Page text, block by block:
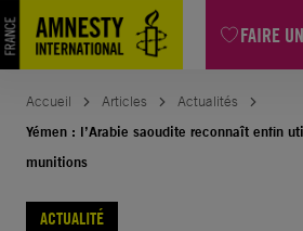
FAIRE
Aller
au
contenu
Accueil Articles
Actualités
Yémen : l’Arabie saoudite reconnaît enfin
munitions
ACTUALITÉ